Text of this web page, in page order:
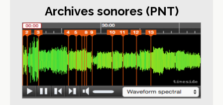
Archives sonores (PNT)